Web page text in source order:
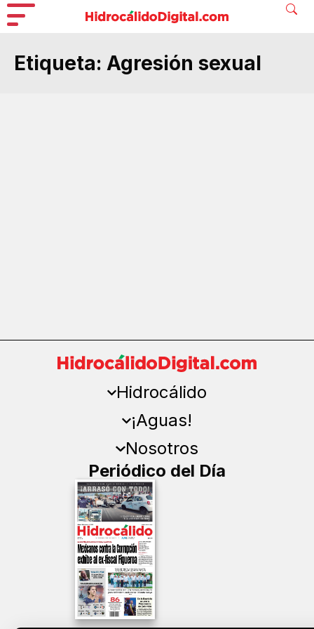
Etiqueta: Agresión sexual
Hidrocálido
¡Aguas!
Nosotros
Periódico del Día